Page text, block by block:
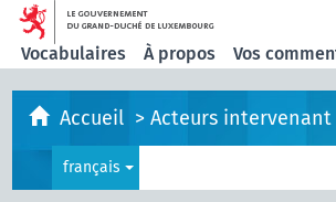
Vocabulaires À propos Vos
Accueil >Acteurs intervenant dans le
français